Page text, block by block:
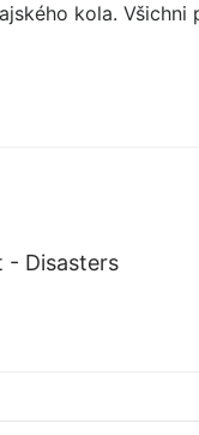
kola.
- Disasters